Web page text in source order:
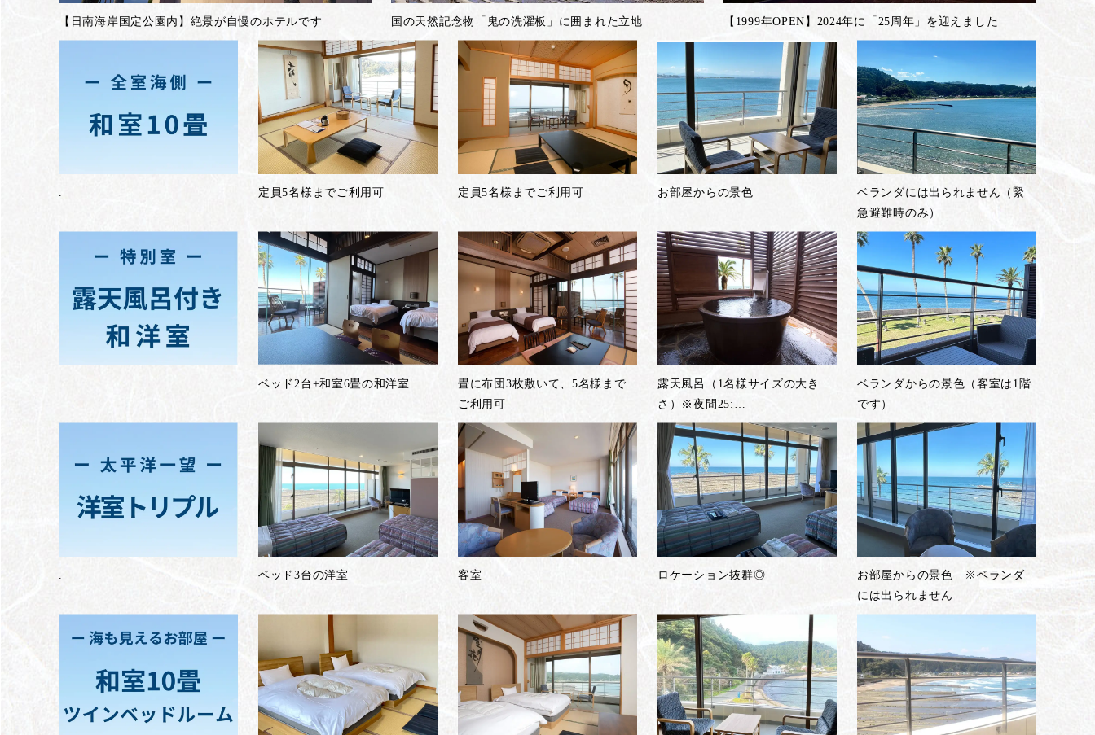
【日南海岸国定公園内】絶景が自慢のホテルです 国の天然記念物「鬼の洗濯板」に囲まれた立地 【1999年OPEN】2024年に「25周年」を迎えました
. 定員5名様までご利用可 定員5名様までご利用可 お部屋からの景色
ベランダには出られません（緊
急避難時のみ）
. ベッド2台+和室6畳の和洋室
畳に布団3枚敷いて、5名様まで
ご利用可
露天風呂（1名様サイズの大き
さ）※夜間25: …
ベランダからの景色（客室は1階
です）
. ベッド3台の洋室 客室 ロケーション抜群◎
お部屋からの景色 ※ベランダ
には出られません